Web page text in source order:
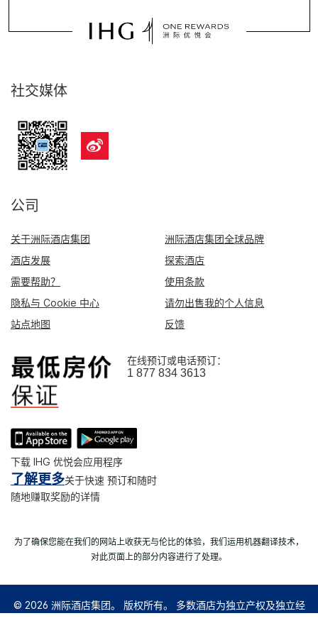
社交媒体
公司
关于洲际酒店集团
洲际酒店集团全球品牌
酒店发展
探索酒店
需要帮助？
使用条款
隐私与 Cookie 中心
请勿出售我的个人信息
站点地图
反馈
在线预订或电话预订：
1 877 834 3613
下载 IHG 优悦会应用程序
了解更多关于快速 预订和随时
随地赚取奖励的详情
为了确保您能在我们的网站上收获无与伦比的体验，我们运用机器翻译技术，
对此页面上的部分内容进行了处理。
© 2026 洲际酒店集团。 版权所有。 多数酒店为独立产权及独立经